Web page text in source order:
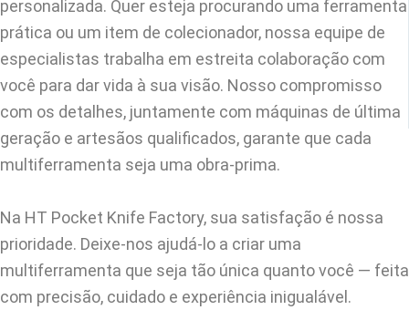
personalizada. Quer esteja procurando uma ferramenta
prática ou um item de colecionador, nossa equipe de
especialistas trabalha em estreita colaboração com
você para dar vida à sua visão. Nosso compromisso
com os detalhes, juntamente com máquinas de última
geração e artesãos qualificados, garante que cada
multiferramenta seja uma obra-prima.
Na HT Pocket Knife Factory, sua satisfação é nossa
prioridade. Deixe-nos ajudá-lo a criar uma
multiferramenta que seja tão única quanto você — feita
com precisão, cuidado e experiência inigualável.